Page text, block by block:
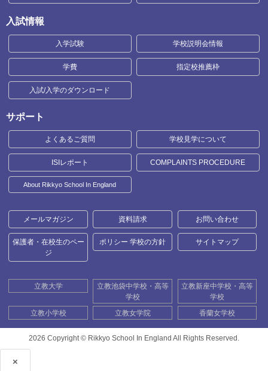
入試情報
入学試験 学校説明会情報
学費 指定校推薦枠
入試/入学のダウンロード
サポート
よくあるご質問 学校見学について
ISIレポート COMPLAINTS PROCEDURE
About Rikkyo School In England
メールマガジン 資料請求 お問い合わせ
保護者・在校生のペー
ジ
ポリシー 学校の方針 サイトマップ
立教大学
立教池袋中学校・高等
学校
立教新座中学校・高等
学校
立教小学校
立教女学院 香蘭女学校
2026 Copyright © Rikkyo School In England All Rights Reserved.
×